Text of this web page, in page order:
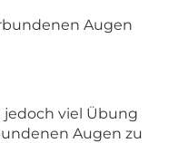
Augen
jedoch viel Übung
Augen zu